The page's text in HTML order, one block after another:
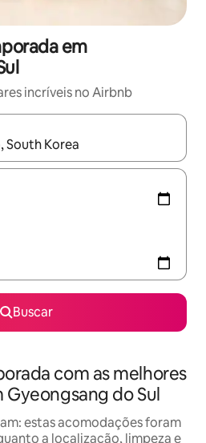
em
incríveis no Airbnb
disponíveis, explore-os
Buscar
com as melhores
Gyeongsang do Sul
estas acomodações foram
a localização, limpeza e